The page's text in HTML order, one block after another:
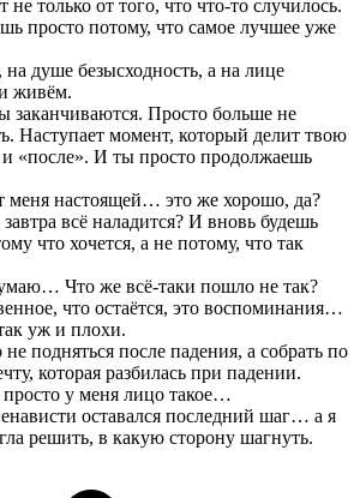
не только от того, что что-то случилось.
просто потому, что самое лучшее уже
на душе безысходность, а на лице
живём.
заканчиваются. Просто больше не
Наступает момент, который делит твою
«после». И ты просто продолжаешь
меня настоящей… это же хорошо, да?
всё наладится? И вновь будешь
что хочется, а не потому, что так
Что же всё-таки пошло не так?
что остаётся, это воспоминания…
уж и плохи.
подняться после падения, а собрать по
которая разбилась при падении.
просто у меня лицо такое…
оставался последний шаг… а я
решить, в какую сторону шагнуть.